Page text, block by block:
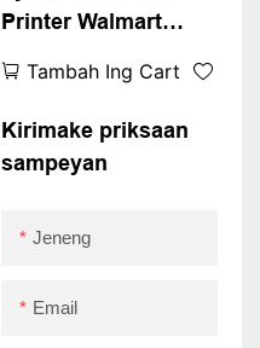
Printer Walmart
Gunakake Zywell
ZY905 POS
PRINTER RESEPAL
Tambah Ing Cart
Kirimake priksaan
sampeyan
Jeneng
Email